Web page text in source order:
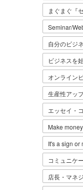
まぐまぐ『
Seminar/
自分のビジ
ビジネスを
オンライン
生産性アッ
エッセイ・
Make
It's a sign or
コミュニケ
店長・マネ